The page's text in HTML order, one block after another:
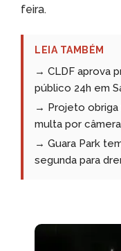
feira.
LEIA TAMBÉM
→ CLDF aprova
público 24h em
→ Projeto obriga
multa por câmera
→ Guara Park
segunda para